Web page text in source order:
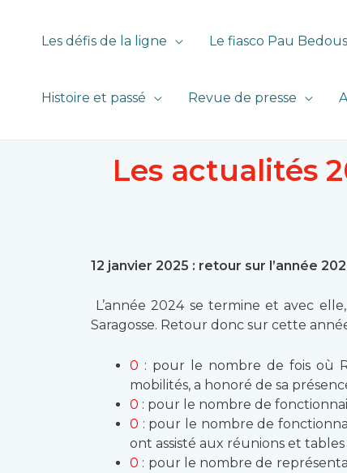
Les défis de la ligne Le fiasco Pau Bedous
Histoire et passé Revue de presse
Les actualités
12 janvier 2025 : retour sur l’année
L’année 2024 se termine et avec
Saragosse. Retour donc sur cette
0 : pour le nombre de fois où
mobilités, a honoré de sa
0 : pour le nombre de
0 : pour le nombre de
ont assisté aux réunions et
0 : pour le nombre de